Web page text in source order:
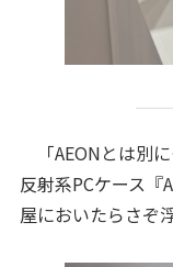
「AEONとは別
反射系PCケース『
屋においたらさぞ